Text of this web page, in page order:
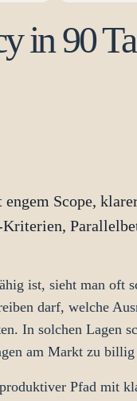
in 90
Scope,
ist, sieht man oft
darf, welche
In solchen Lagen
am Markt zu
Pfad mit